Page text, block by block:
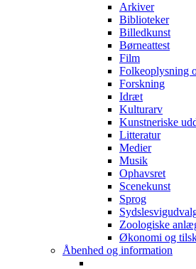
Arkiver
Biblioteker
Billedkunst
Børneattest
Film
Folkeoplysning
Forskning
Idræt
Kulturarv
Kunstneriske
Litteratur
Medier
Musik
Ophavsret
Scenekunst
Sprog
Zoologiske
Økonomi og
Åbenhed og information